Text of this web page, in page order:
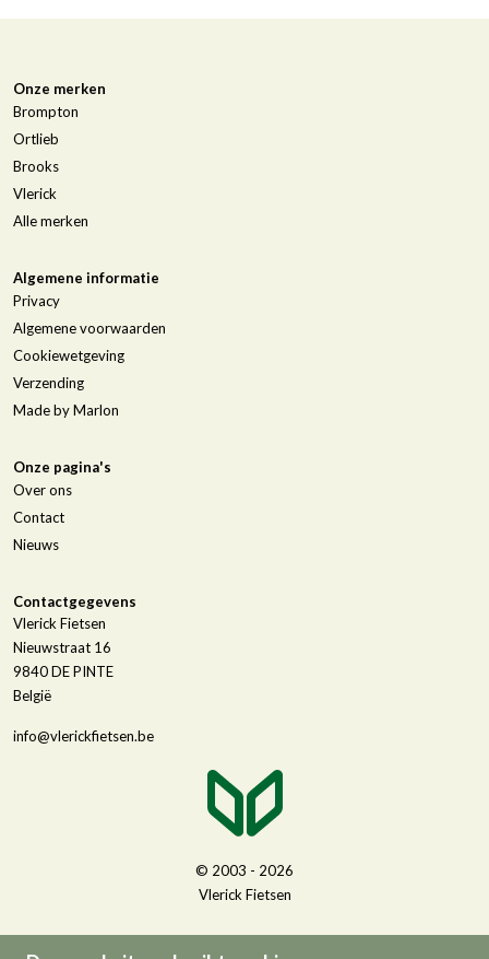
Onze merken
Brompton
Ortlieb
Brooks
Vlerick
Alle merken
Algemene informatie
Privacy
Algemene voorwaarden
Cookiewetgeving
Verzending
Made by Marlon
Onze pagina's
Over ons
Contact
Nieuws
Contactgegevens
Vlerick Fietsen
Nieuwstraat 16
9840DE PINTE
België
info@vlerickfietsen.be
© 2003 - 2026
Vlerick Fietsen